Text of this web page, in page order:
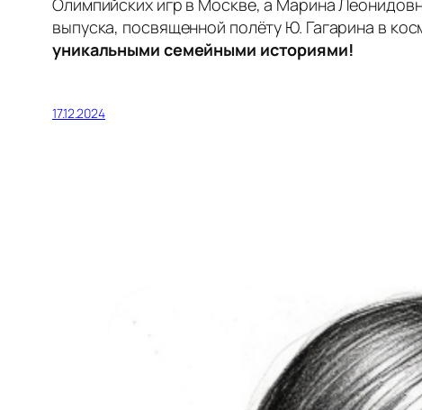
выпуска, посвященной полёту Ю. Гагарина в
уникальными семейными историями!
17.12.2024